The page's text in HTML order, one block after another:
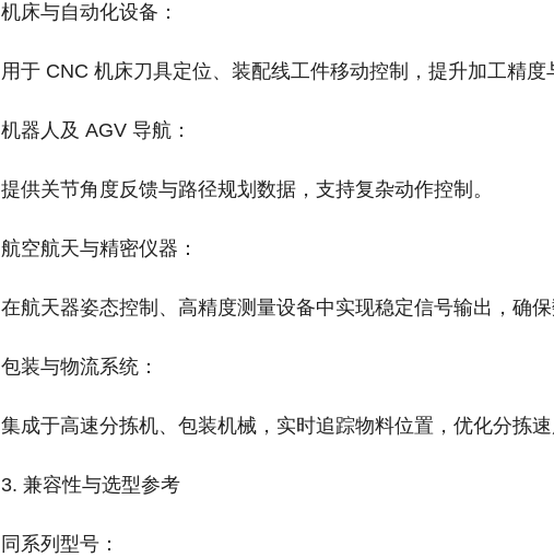
机床与自动化设备‌：
用于 CNC 机床刀具定位、装配线工件移动控制，提升加工精度
机器人及 AGV 导航‌：
提供关节角度反馈与路径规划数据，支持复杂动作控制。
航空航天与精密仪器‌：
在航天器姿态控制、高精度测量设备中实现稳定信号输出，确保
包装与物流系统‌：
集成于高速分拣机、包装机械，实时追踪物料位置，优化分拣速
3. 兼容性与选型参考‌
同系列型号‌：